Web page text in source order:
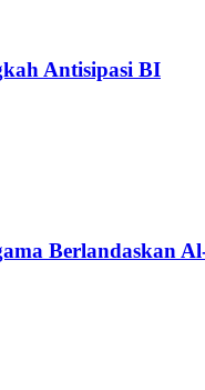
Antisipasi BI
Berlandaskan